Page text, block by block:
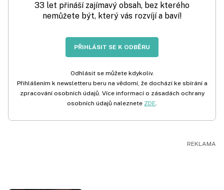
33 let přináší zajímavý obsah, bez kterého
nemůžete být, který vás rozvíjí a baví!
PŘIHLÁSIT SE K ODBĚRU
Odhlásit se můžete kdykoliv.
Přihlášením k newsletteru beru na vědomí, že dochází ke sbírání a
zpracování osobních údajů. Více informací o zásadách ochrany
osobních údajů naleznete ZDE.